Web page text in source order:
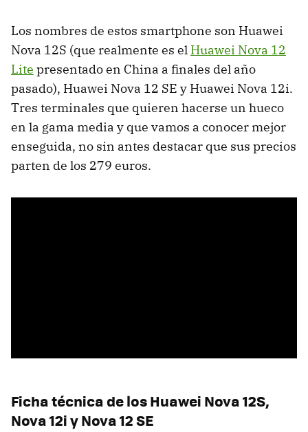
Los nombres de estos smartphone son Huawei
Nova 12S (que realmente es el Huawei Nova 12
Lite presentado en China a finales del año
pasado), Huawei Nova 12 SE y Huawei Nova 12i.
Tres terminales que quieren hacerse un hueco
en la gama media y que vamos a conocer mejor
enseguida, no sin antes destacar que sus precios
parten de los 279 euros.
Ficha técnica de los Huawei Nova 12S,
Nova 12i y Nova 12 SE